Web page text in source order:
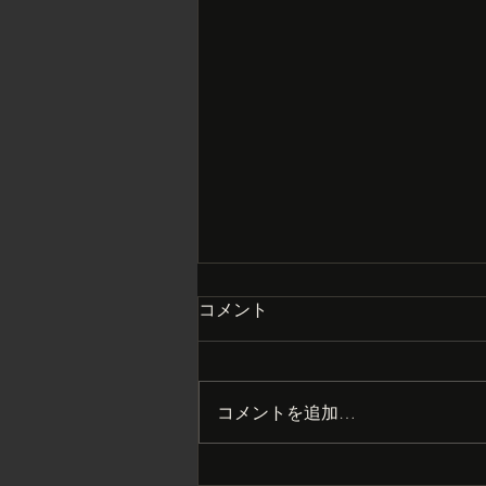
まさかの大打撃？
コメント
コメントを追加…